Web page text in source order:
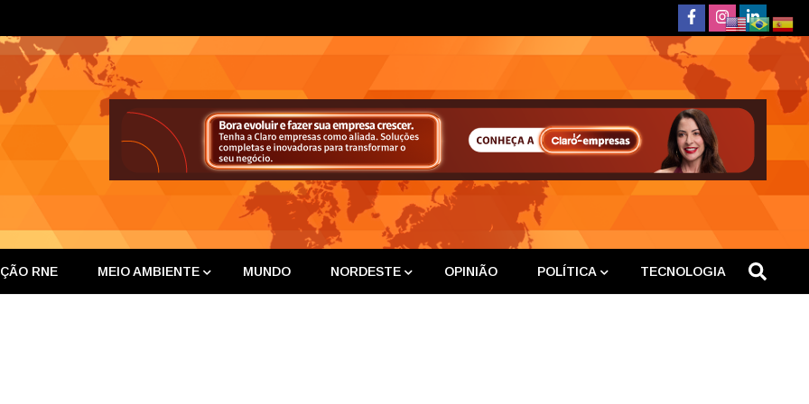
Nordeste
RNE MEIO AMBIENTE MUNDO NORDESTE OPINIÃO POLÍTICA TECNOLOGIA